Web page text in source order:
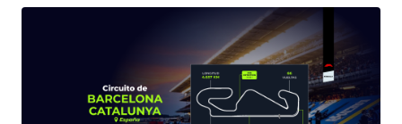
Los McLaren vuelven a ser los rivales a
batir en una carrera en la que Oscar
Piastri y Lando Norris son los